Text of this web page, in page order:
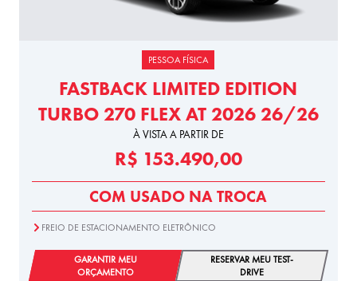
PESSOA FÍSICA
FASTBACK LIMITED EDITION
TURBO 270 FLEX AT 2026 26/26
À VISTA A PARTIR DE
R$ 153.490,00
COM USADO NA TROCA
FREIO DE ESTACIONAMENTO ELETRÔNICO
GARANTIR MEU
ORÇAMENTO
RESERVAR MEU TEST-
DRIVE